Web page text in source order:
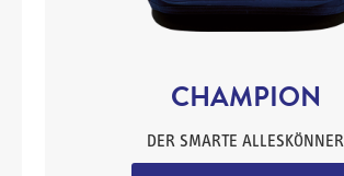
CHAMPION
DER SMARTE ALLESKÖNNER